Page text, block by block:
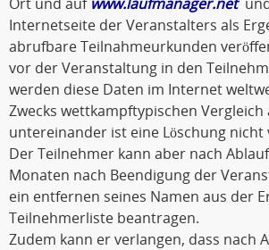
Internetseite der Veranstalters als
abrufbare Teilnahmeurkunden
vor der Veranstaltung in den
werden diese Daten im Internet
Zwecks wettkampftypischen
untereinander ist eine Löschung nicht
Der Teilnehmer kann aber nach
Monaten nach Beendigung der
ein entfernen seines Namen aus der
Teilnehmerliste beantragen.
Zudem kann er verlangen, dass nach